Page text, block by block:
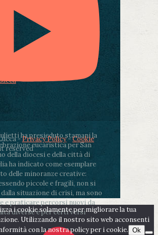
ha presieduto stamani la
eucaristica per San
della diocesi e della città di
ha indicato come esemplare
delle minoranze creative:
piccole e fragili, non si
situazione di crisi, ma sono
e praticare percorsi nuovi da
diverse e per certi versi
-Privacy Policy-Cookie
reserved
i cookie solamente per migliorare la tua
Utilizzando il nostro sito web acconsenti
con la nostra policy per i cookie. Ok